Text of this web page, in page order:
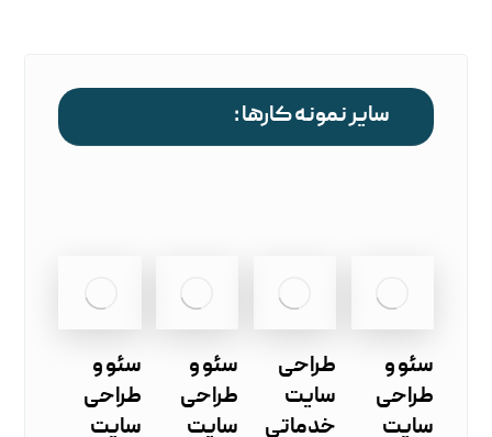
سایر نمونه کارها :
سئو و
طراحی
سایت
طراحی
سایت
خدماتی
سئو و
طراحی
سایت
سئو و
طراحی
سایت